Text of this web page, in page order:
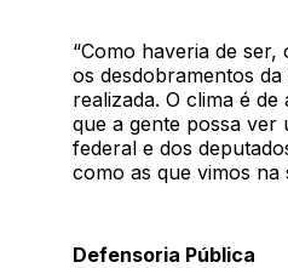
“Como haveria de
os desdobramentos
realizada. O clima é
que a gente possa ver
federal e dos
como as que vimos na
Defensoria Pública